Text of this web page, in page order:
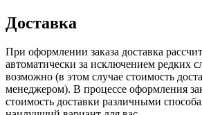
Доставка
При оформлении заказа доставка
автоматически за исключением редких
возможно (в этом случае стоимость
менеджером). В процессе оформления
стоимость доставки различными